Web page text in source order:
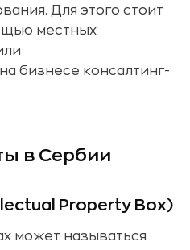
Для этого стоит
местных
бизнесе консалтинг-
в Сербии
Property Box)
может называться